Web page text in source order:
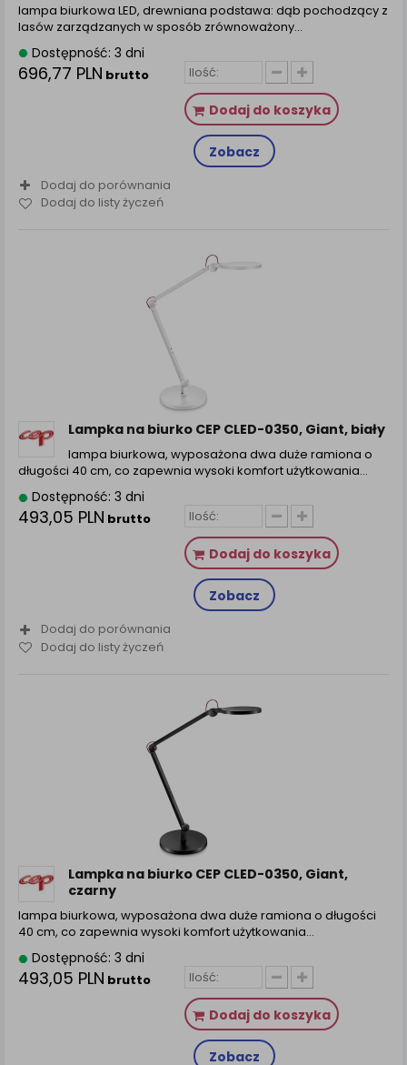
lampa biurkowa LED, drewniana podstawa: dąb pochodzący z
lasów zarządzanych w sposób zrównoważony…
Dostępność: 3 dni
696,77 PLN brutto
Dodaj do koszyka
Zobacz
Dodaj do porównania
Dodaj do listy życzeń
Lampka na biurko CEP CLED-0350, Giant, biały
lampa biurkowa, wyposażona dwa duże ramiona o
długości 40 cm, co zapewnia wysoki komfort użytkowania…
Dostępność: 3 dni
493,05 PLN brutto
Dodaj do koszyka
Zobacz
Dodaj do porównania
Dodaj do listy życzeń
Lampka na biurko CEP CLED-0350, Giant,
czarny
lampa biurkowa, wyposażona dwa duże ramiona o długości
40 cm, co zapewnia wysoki komfort użytkowania…
Dostępność: 3 dni
493,05 PLN brutto
Dodaj do koszyka
Zobacz